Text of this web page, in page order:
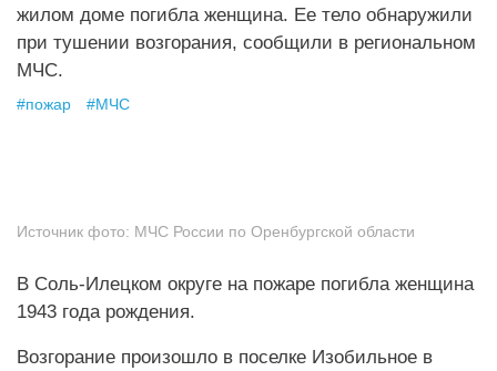
жилом доме погибла женщина. Ее тело обнаружили
при тушении возгорания, сообщили в региональном
МЧС.
#пожар #МЧС
Источник фото: МЧС России по Оренбургской области
В Соль-Илецком округе на пожаре погибла женщина
1943 года рождения.
Возгорание произошло в поселке Изобильное в